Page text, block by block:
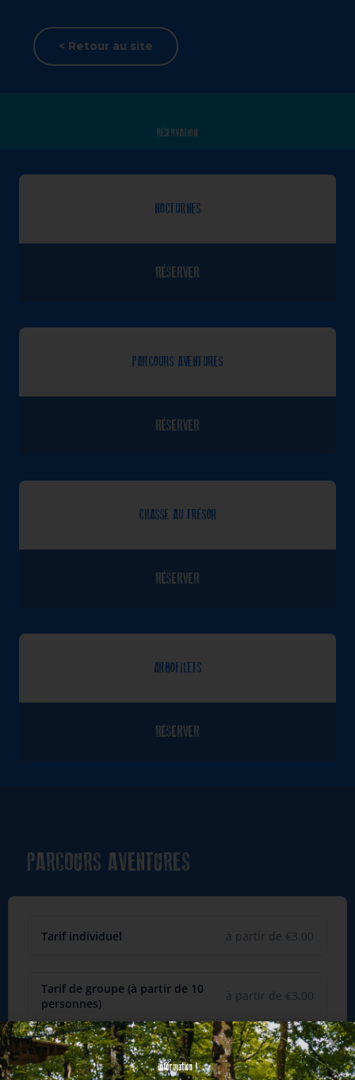
< Retour au site
RÉSERVATION
NOCTURNES
RÉSERVER
PARCOURS AVENTURES
RÉSERVER
CHASSE AU TRÉSOR
RÉSERVER
ARBOFILETS
RÉSERVER
PARCOURS AVENTURES
Tarif individuel à partir de €3.00
Tarif de groupe (à partir de 10
personnes)
à partir de €3.00
Pass Saison à partir de €3.00
Information !